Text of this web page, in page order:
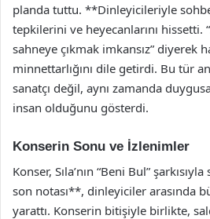
planda tuttu. **Dinleyicileriyle
tepkilerini ve heyecanlarını hissetti.
sahneye çıkmak imkansız” diyerek
minnettarlığını dile getirdi. Bu tür
sanatçı değil, aynı zamanda
insan olduğunu gösterdi.
Konserin Sonu ve İzlenimler
Konser, Sıla’nın “Beni Bul”
son notası**, dinleyiciler arasında
yarattı. Konserin bitişiyle birlikte,